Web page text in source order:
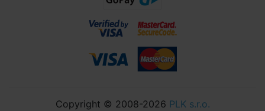
Copyright © 2008-2026 PLK s.r.o.